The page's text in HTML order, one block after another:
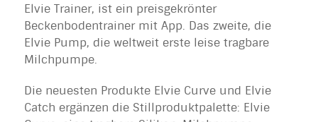
Elvie Trainer, ist ein preisgekrönter
Beckenbodentrainer mit App. Das zweite, die
Elvie Pump, die weltweit erste leise tragbare
Milchpumpe.
Die neuesten Produkte Elvie Curve und Elvie
Catch ergänzen die Stillproduktpalette: Elvie